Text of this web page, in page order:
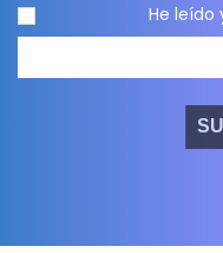
He leído